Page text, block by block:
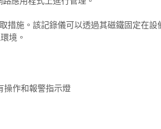
措施。該記錄儀可以透過其磁鐵固定在設
境。
操作和報警指示燈